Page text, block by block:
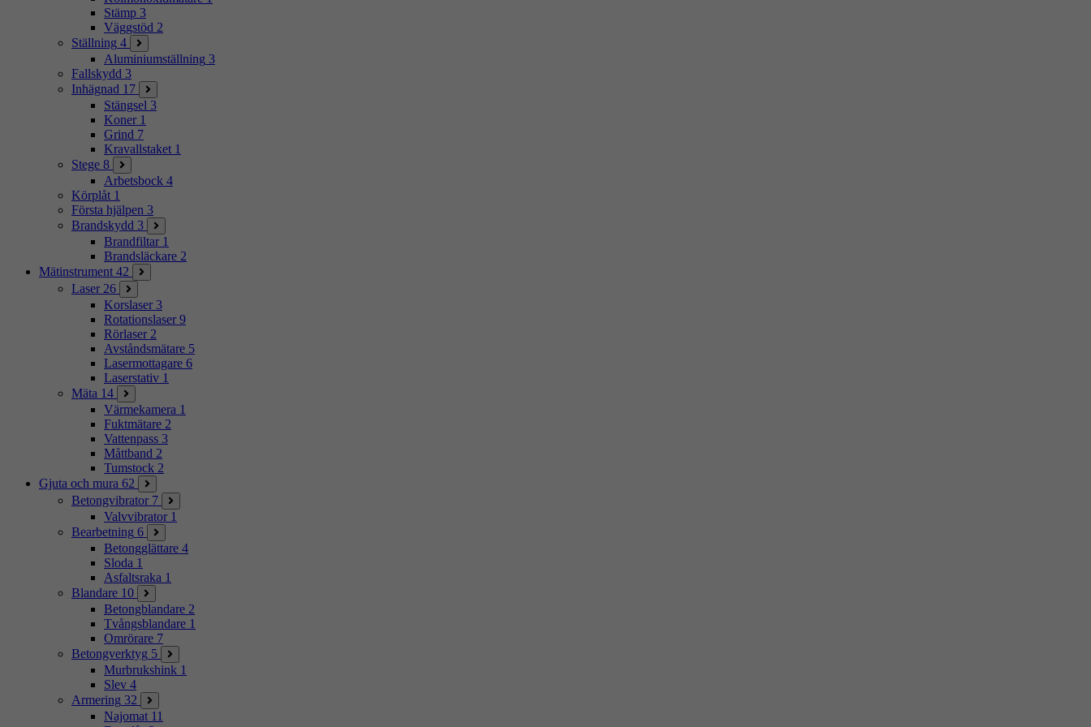
Stämp 3
Väggstöd 2
Ställning 4
Aluminiumställning 3
Fallskydd 3
Inhägnad 17
Stängsel 3
Koner 1
Grind 7
Kravallstaket 1
Stege 8
Arbetsbock 4
Körplåt 1
Första hjälpen 3
Brandskydd 3
Brandfiltar 1
Brandsläckare 2
Mätinstrument 42
Laser 26
Korslaser 3
Rotationslaser 9
Rörlaser 2
Avståndsmätare 5
Lasermottagare 6
Laserstativ 1
Mäta 14
Värmekamera 1
Fuktmätare 2
Vattenpass 3
Måttband 2
Tumstock 2
Gjuta och mura 62
Betongvibrator 7
Valvvibrator 1
Bearbetning 6
Betongglättare 4
Sloda 1
Asfaltsraka 1
Blandare 10
Betongblandare 2
Tvångsblandare 1
Omrörare 7
Betongverktyg 5
Murbrukshink 1
Slev 4
Armering 32
Najomat 11